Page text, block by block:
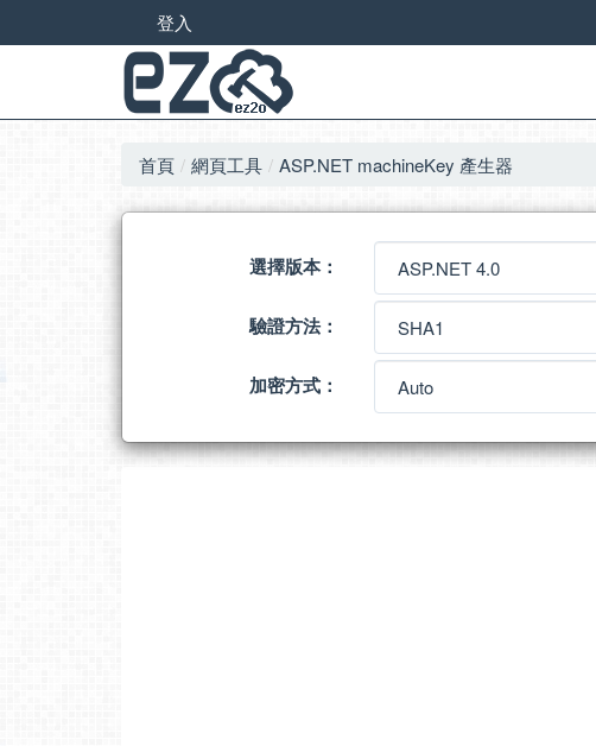
登入
首頁 網頁工具 ASP.NET machineKey 產生器
選擇版本：
驗證方法：
加密方式：